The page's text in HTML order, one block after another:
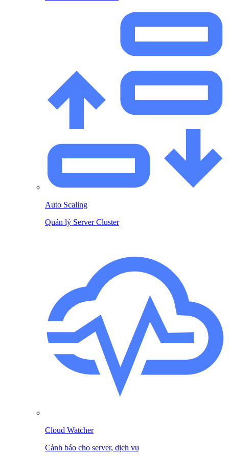
Auto Scaling
Quản lý Server Cluster
Cloud Watcher
Cảnh báo cho server, dịch vụ